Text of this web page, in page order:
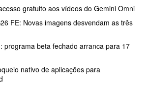
gratuito aos vídeos do Gemini Omni
FE: Novas imagens desvendam as três
programa beta fechado arranca para 17
nativo de aplicações para